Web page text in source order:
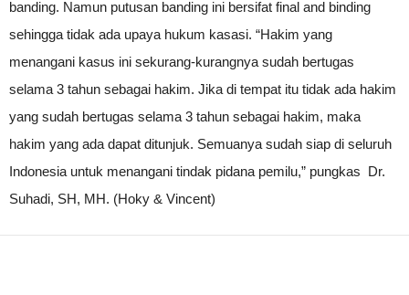
banding. Namun putusan banding ini bersifat final and binding
sehingga tidak ada upaya hukum kasasi. “Hakim yang
menangani kasus ini sekurang-kurangnya sudah bertugas
selama 3 tahun sebagai hakim. Jika di tempat itu tidak ada hakim
yang sudah bertugas selama 3 tahun sebagai hakim, maka
hakim yang ada dapat ditunjuk. Semuanya sudah siap di seluruh
Indonesia untuk menangani tindak pidana pemilu,” pungkas Dr.
Suhadi, SH, MH. (Hoky & Vincent)